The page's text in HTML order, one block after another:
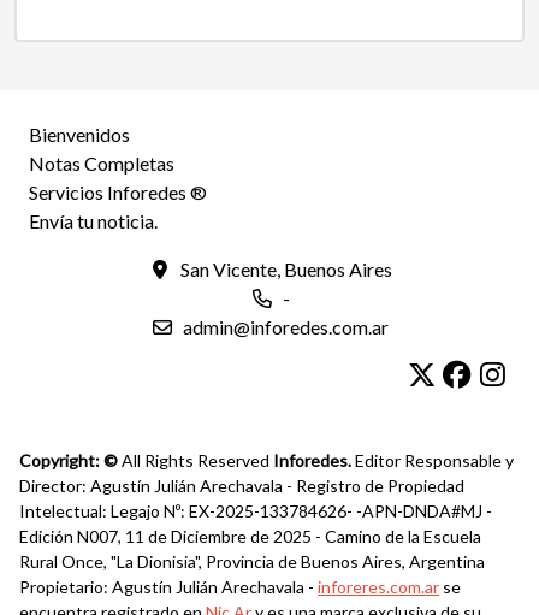
Bienvenidos
Notas Completas
Servicios Inforedes ®
Envía tu noticia.
San Vicente, Buenos Aires
-
admin@inforedes.com.ar
Copyright: ©All Rights Reserved Inforedes.Editor Responsable y
Director: Agustín Julián Arechavala - Registro de Propiedad
Intelectual: Legajo Nº: EX-2025-133784626- -APN-DNDA#MJ -
Edición N007, 11 de Diciembre de 2025 - Camino de la Escuela
Rural Once, "La Dionisia", Provincia de Buenos Aires, Argentina
Propietario: Agustín Julián Arechavala - inforeres.com.ar se